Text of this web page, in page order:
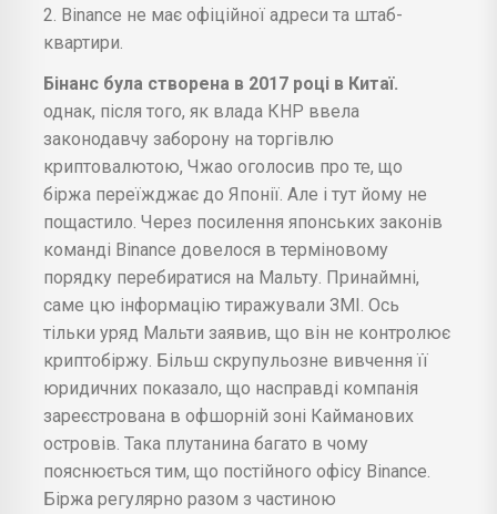
2. Binance не має офіційної адреси та штаб-
квартири.
Бінанс була створена в 2017 році в Китаї.
однак, після того, як влада КНР ввела
законодавчу заборону на торгівлю
криптовалютою, Чжао оголосив про те, що
біржа переїжджає до Японії. Але і тут йому не
пощастило. Через посилення японських законів
команді Binance довелося в терміновому
порядку перебиратися на Мальту. Принаймні,
саме цю інформацію тиражували ЗМІ. Ось
тільки уряд Мальти заявив, що він не контролює
криптобіржу. Більш скрупульозне вивчення її
юридичних показало, що насправді компанія
зареєстрована в офшорній зоні Кайманових
островів. Така плутанина багато в чому
пояснюється тим, що постійного офісу Binance.
Біржа регулярно разом з частиною